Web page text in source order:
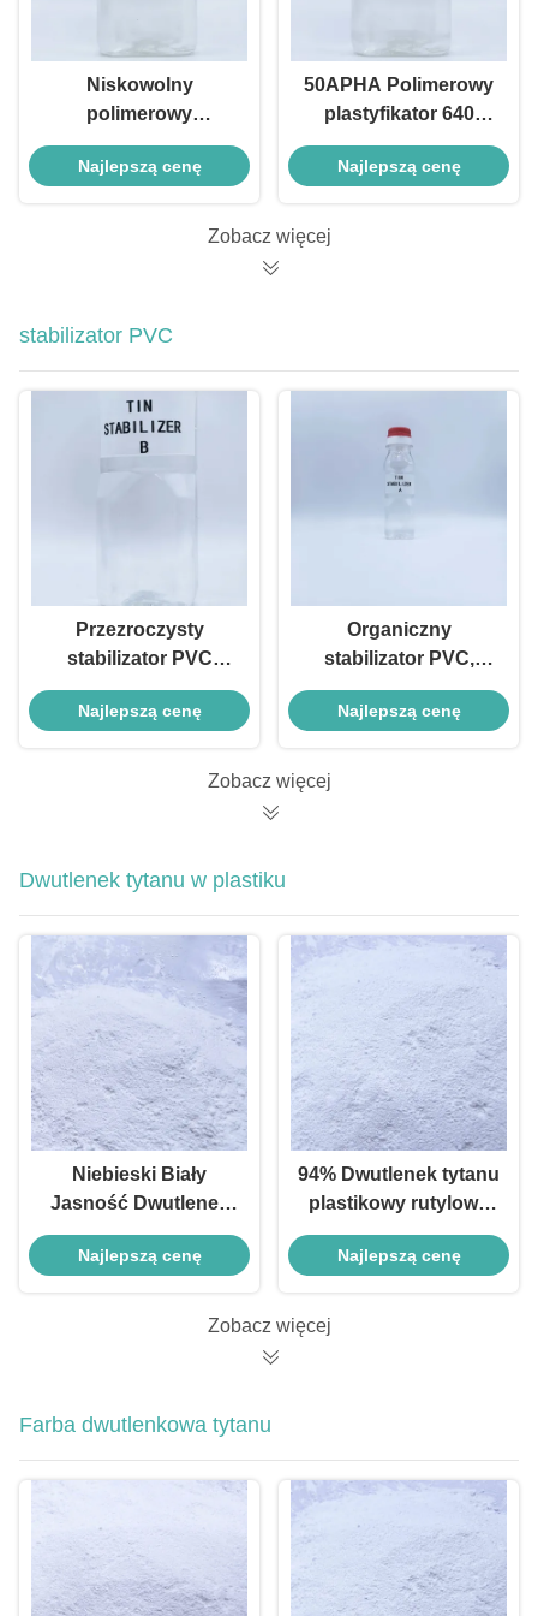
Niskowolny
polimerowy
plastyfikator 630
Odporność na olej do
Najlepszą cenę
50APHA Polimerowy
plastyfikator 640
Wysokoplastyfikujące
plastyfikatory
Najlepszą cenę
Zobacz więcej
stabilizator PVC
Przezroczysty
stabilizator PVC
Stabilizatory cynowe
do PVC do twardego
pakowania żywności
Najlepszą cenę
Organiczny
stabilizator PVC,
wysoka odporność
na ciepło, stabilizator
Najlepszą cenę
Zobacz więcej
Dwutlenek tytanu w plastiku
Niebieski Biały
Jasność Dwutlenek
Tytanu Plastik Anataz
Dostarcza
Najlepszą cenę
94% Dwutlenek tytanu
plastikowy rutylowy
R681 do zastosowań
zewnętrznych i
Najlepszą cenę
Zobacz więcej
Farba dwutlenkowa tytanu